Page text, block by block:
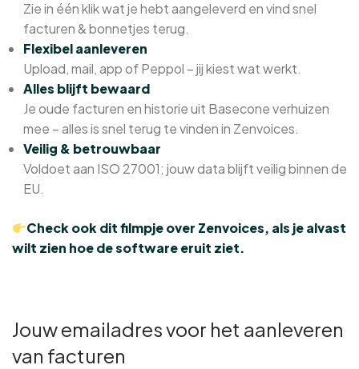
Zie in één klik wat je hebt aangeleverd en vind snel
facturen & bonnetjes terug.
Flexibel aanleveren
Upload, mail, app of Peppol – jij kiest wat werkt.
Alles blijft bewaard
Je oude facturen en historie uit Basecone verhuizen
mee – alles is snel terug te vinden in Zenvoices.
Veilig & betrouwbaar
Voldoet aan ISO 27001; jouw data blijft veilig binnen de
EU.
Check ook dit filmpje over Zenvoices, als je alvast
wilt zien hoe de software eruit ziet.
Jouw emailadres voor het aanleveren
van facturen